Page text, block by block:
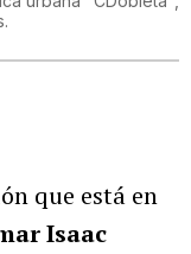
que está en
Isaac